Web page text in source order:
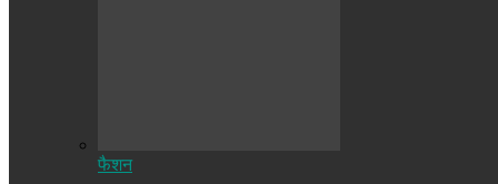
फैशन